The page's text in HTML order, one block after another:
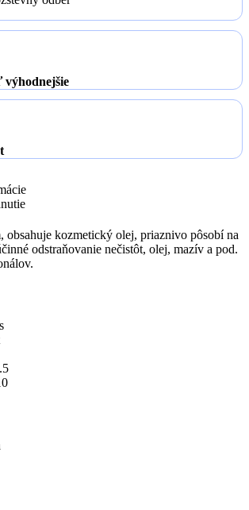
výhodnejšie
obsahuje kozmetický olej, priaznivo pôsobí na
odstraňovanie nečistôt, olej, mazív a pod.